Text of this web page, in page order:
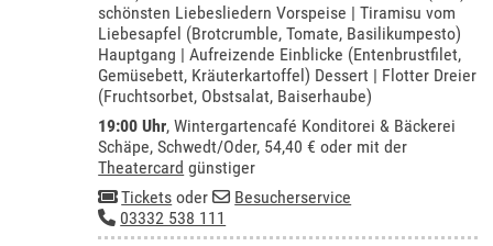
schönsten Liebesliedern Vorspeise | Tiramisu vom
Liebesapfel (Brotcrumble, Tomate, Basilikumpesto)
Hauptgang | Aufreizende Einblicke (Entenbrustfilet,
Gemüsebett, Kräuterkartoffel) Dessert | Flotter Dreier
(Fruchtsorbet, Obstsalat, Baiserhaube)
19:00 Uhr,Wintergartencafé Konditorei & Bäckerei
Schäpe, Schwedt/Oder, 54,40 € oder mit der
Theatercard günstiger
Tickets oder
Besucherservice
03332 538 111